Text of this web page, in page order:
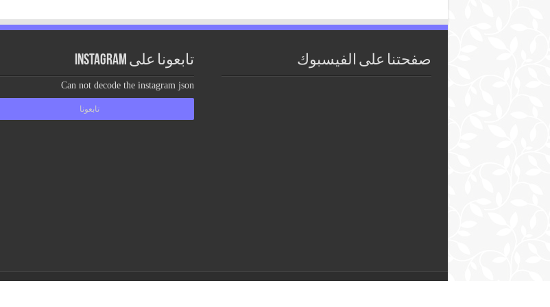
صفحتنا على الفيسبوك تابعونا على Instagram
Can not decode the instagram json
تابعونا